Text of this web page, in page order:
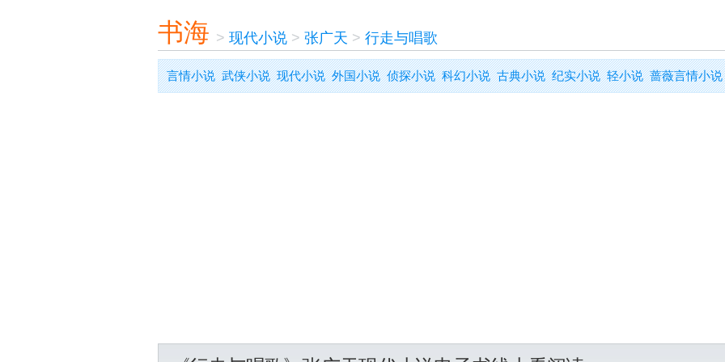
书海 > 现代小说> 张广天 > 行走与唱歌
言情小说 武侠小说 现代小说 外国小说 侦探小说 科幻小说 古典小说 纪实小说 轻小说 蔷薇言情小说